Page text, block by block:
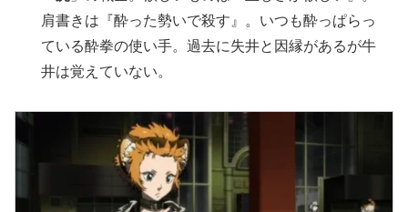
肩書きは『酔った勢いで殺す』。いつも酔っぱらっ
ている酔拳の使い手。過去に失井と因縁があるが牛
井は覚えていない。